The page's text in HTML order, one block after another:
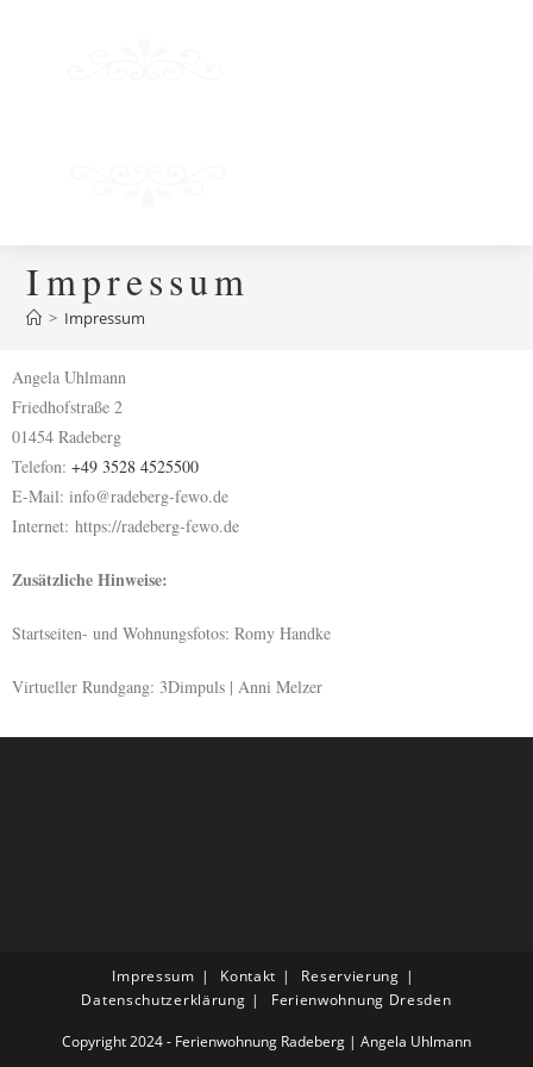
Impressum
> Impressum
Angela Uhlmann
Friedhofstraße 2
01454 Radeberg
Telefon: +49 3528 4525500
E-Mail: info@radeberg-fewo.de
Internet: https://radeberg-fewo.de
Zusätzliche Hinweise:
Startseiten- und Wohnungsfotos: Romy Handke
Virtueller Rundgang: 3Dimpuls | Anni Melzer
Impressum Kontakt
Reservierung
Datenschutzerklärung
Ferienwohnung Dresden
Copyright 2024 - Ferienwohnung Radeberg | Angela Uhlmann